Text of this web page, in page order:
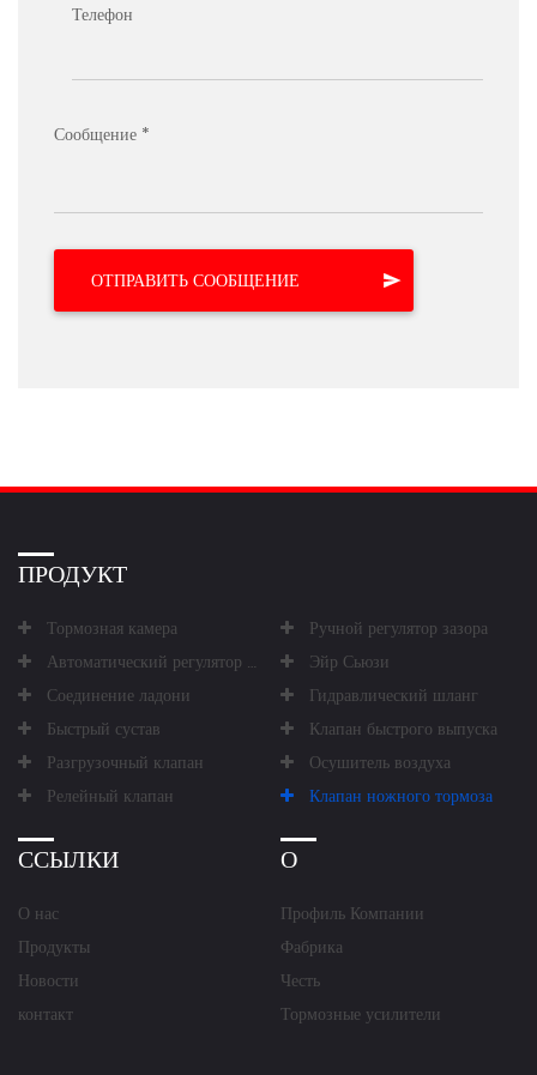
Телефон
Сообщение *
ПРОДУКТ
Тормозная камера
Ручной регулятор зазора
Автоматический регулятор зазора
Эйр Сьюзи
Соединение ладони
Гидравлический шланг
Быстрый сустав
Клапан быстрого выпуска
Разгрузочный клапан
Осушитель воздуха
Релейный клапан
Клапан ножного тормоза
ССЫЛКИ
О нас
Продукты
Новости
контакт
О
Профиль Компании
Фабрика
Честь
Тормозные усилители